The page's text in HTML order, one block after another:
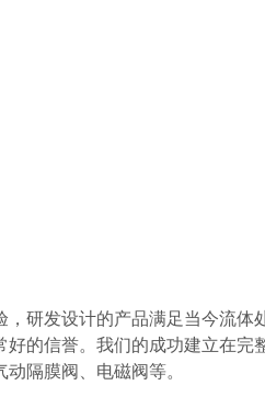
研发设计的产品满足当今流
的信誉。我们的成功建立在完
隔膜阀、电磁阀等。